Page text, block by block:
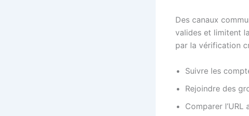
Des canaux
valides et limitent
par la vérification
Suivre les
Rejoindre des
Comparer